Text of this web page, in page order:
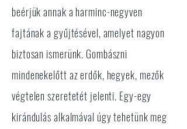
beérjük annak a harminc-negyven
fajtának a gyűjtésével, amelyet nagyon
biztosan ismerünk. Gombászni
mindenekelőtt az erdők, hegyek, mezők
végtelen szeretetét jelenti. Egy-egy
kirándulás alkalmával úgy tehetünk meg